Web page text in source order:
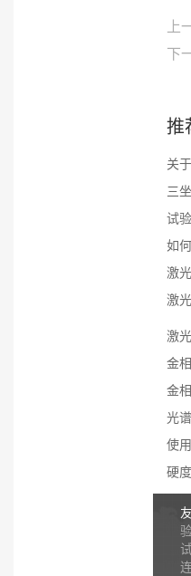
上
下
推
关
三
试
如
激
激
激
金
金
光
使
硬